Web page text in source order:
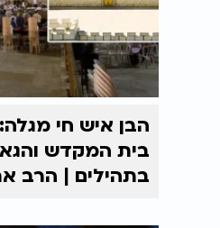
הבן איש חי
בית המקדש
בתהילים | הרב